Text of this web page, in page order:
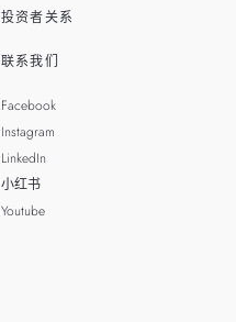
投资者关系
联系我们
Facebook
Instagram
LinkedIn
小红书
Youtube